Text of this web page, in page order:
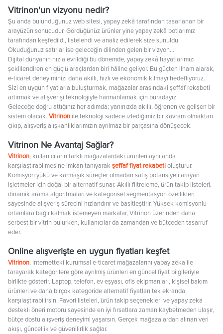
Vitrinon'un vizyonu nedir?
Şu anda bulunduğunuz web sitesi, yapay zekâ tarafından tasarlanan bir
arayüzün sonucudur. Gördüğünüz ürünler yine yapay zekâ botlarımız
tarafından keşfedildi, listelendi ve analiz edilerek size sunuldu.
Okuduğunuz satırlar ise geleceğin dilinden gelen bir vizyon…
Dijital dünyanın hızla evrildiği bu dönemde, yapay zekâ hayatlarımızı
şekillendiren en güçlü araçlardan biri hâline geliyor. Bu güçten ilham alarak,
e-ticaret deneyiminizi daha akıllı, hızlı ve ekonomik kılmayı hedefliyoruz.
Sizi en uygun fiyatlarla buluşturmak, mağazalar arasındaki şeffaf rekabeti
artırmak ve alışverişi teknolojiyle harmanlamak için buradayız.
Geleceğe doğru attığınız her adımda; yanınızda akıllı, öğrenen ve gelişen bir
sistem olacak. Vitrinon ile teknoloji sadece izlediğimiz bir kavram olmaktan
çıkıp, alışveriş alışkanlıklarımızın ayrılmaz bir parçasına dönüşecek.
Vitrinon Ne Avantaj Sağlar?
Vitrinon, kullanıcıların farklı mağazalardaki ürünleri aynı anda
karşılaştırabilmesine imkan tanıyarak şeffaf fiyat rekabetioluşturur.
Komisyon yükü ve karmaşık süreçler olmadan satış potansiyeli arayan
işletmeler için doğal bir alternatif sunar. Akıllı filtreleme, ürün takip listeleri,
dinamik arama algoritmaları ve kategorisel segmentasyon özellikleri
sayesinde alışveriş sürecini hızlandırır ve basitleştirir. Yüksek komisyonlu
ortamlara bağlı kalmak istemeyen markalar, Vitrinon üzerinden daha
serbest bir vitrin bulurken, kullanıcılar da zamandan ve bütçeden tasarruf
eder.
Online alışverişte en uygun fiyatları keşfet
Vitrinon, internetteki kurumsal e-ticaret mağazalarını yapay zeka ile
tarayarak kategorilere göre ayrılmış ürünleri en güncel fiyat bilgileriyle
birlikte gösterir. Laptop, telefon, ev eşyası, ofis ekipmanları, kişisel bakım
ürünleri ve daha birçok kategoride alternatif fiyatları tek ekranda
karşılaştırabilirsin. Favori listeleri, ürün takip seçenekleri ve yapay zeka
destekli öneri motoru sayesinde en iyi fırsatlara zaman kaybetmeden ulaşır,
bütçe dostu alışveriş deneyimi yaşarsın. Gerçek mağazalardan alınan veri
akışı, güncellik ve güvenilirlik sağlar.